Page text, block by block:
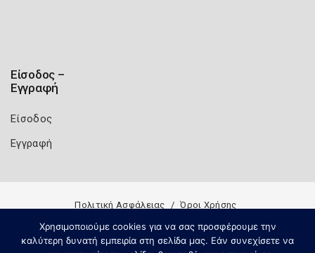
Είσοδος –
Εγγραφή
Είσοδος
Εγγραφή
Πολιτική Ασφάλειας Όροι Χρήσης
Χρησιμοποιούμε cookies για να σας προσφέρουμε την
καλύτερη δυνατή εμπειρία στη σελίδα μας. Εάν συνεχίσετε να
Copyright 2026 Knowledge A.E.